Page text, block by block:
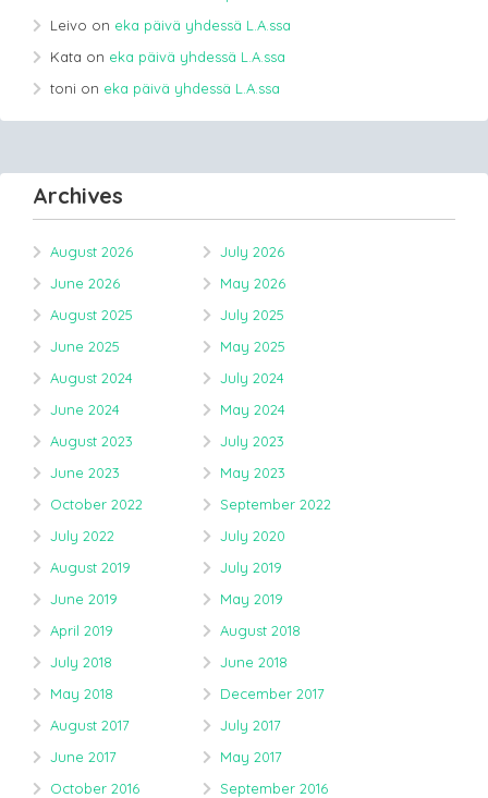
Leivo on eka päivä yhdessä L.A.ssa
Kata on eka päivä yhdessä L.A.ssa
toni on eka päivä yhdessä L.A.ssa
Archives
August 2026
July 2026
June 2026
May 2026
August 2025
July 2025
June 2025
May 2025
August 2024
July 2024
June 2024
May 2024
August 2023
July 2023
June 2023
May 2023
October 2022
September 2022
July 2022
July 2020
August 2019
July 2019
June 2019
May 2019
April 2019
August 2018
July 2018
June 2018
May 2018
December 2017
August 2017
July 2017
June 2017
May 2017
October 2016
September 2016